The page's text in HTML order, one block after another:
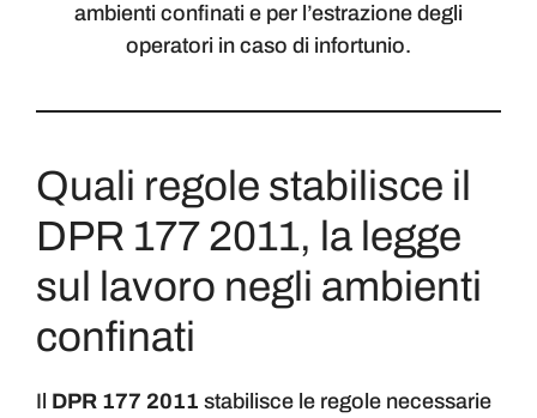
ambienti confinati e per l’estrazione degli
operatori in caso di infortunio.
Quali regole stabilisce il
DPR 177 2011, la legge
sul lavoro negli ambienti
confinati
Il DPR 177 2011 stabilisce le regole necessarie